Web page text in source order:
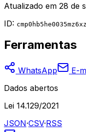
Atualizado em 28 de
ID:
Ferramentas
WhatsApp
E-
Dados abertos
Lei 14.129/2021
JSON·CSV·RSS